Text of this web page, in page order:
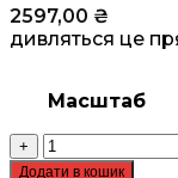
2597,00 ₴
дивляться це
Масштаб
+
Збірна
модель
Додати в кошик